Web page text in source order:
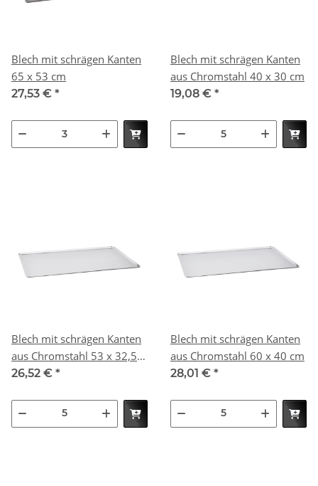
Blech mit schrägen Kanten
65 x 53 cm
27,53 € *
Blech mit schrägen Kanten
aus Chromstahl 40 x 30 cm
19,08 € *
Blech mit schrägen Kanten
aus Chromstahl 53 x 32,5
cm
26,52 € *
Blech mit schrägen Kanten
aus Chromstahl 60 x 40 cm
28,01 € *